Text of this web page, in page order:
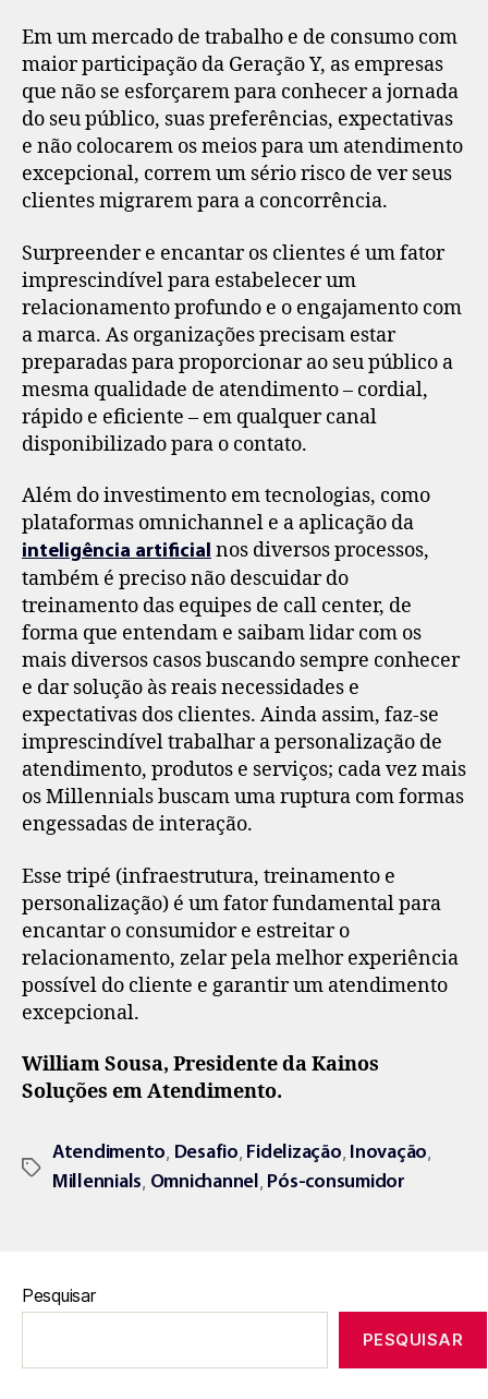
Em um mercado de trabalho e de consumo com
maior participação da Geração Y, as empresas
que não se esforçarem para conhecer a jornada
do seu público, suas preferências, expectativas
e não colocarem os meios para um atendimento
excepcional, correm um sério risco de ver seus
clientes migrarem para a concorrência.
Surpreender e encantar os clientes é um fator
imprescindível para estabelecer um
relacionamento profundo e o engajamento com
a marca. As organizações precisam estar
preparadas para proporcionar ao seu público a
mesma qualidade de atendimento – cordial,
rápido e eficiente – em qualquer canal
disponibilizado para o contato.
Além do investimento em tecnologias, como
plataformas omnichannel e a aplicação da
inteligência artificial nos diversos processos,
também é preciso não descuidar do
treinamento das equipes de call center, de
forma que entendam e saibam lidar com os
mais diversos casos buscando sempre conhecer
e dar solução às reais necessidades e
expectativas dos clientes. Ainda assim, faz-se
imprescindível trabalhar a personalização de
atendimento, produtos e serviços; cada vez mais
os Millennials buscam uma ruptura com formas
engessadas de interação.
Esse tripé (infraestrutura, treinamento e
personalização) é um fator fundamental para
encantar o consumidor e estreitar o
relacionamento, zelar pela melhor experiência
possível do cliente e garantir um atendimento
excepcional.
William Sousa, Presidente da Kainos
Soluções em Atendimento.
Atendimento, Desafio, Fidelização, Inovação,
Millennials, Omnichannel, Pós-consumidor
Pesquisar
PESQUISAR